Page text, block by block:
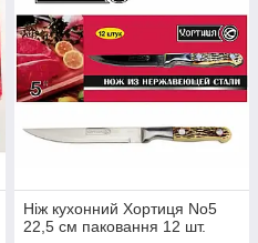
Ніж кухонний Хортиця No5
22,5 см паковання 12 шт.